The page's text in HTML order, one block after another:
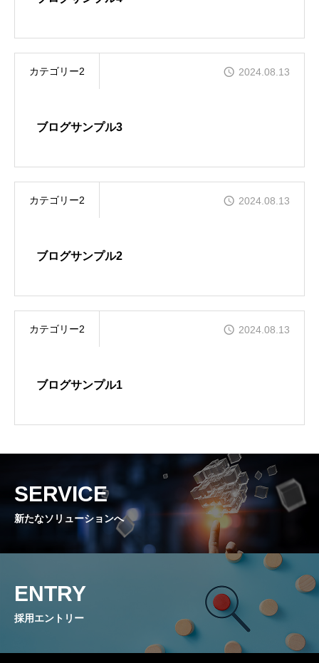
カテゴリー2 2024.08.13
ブログサンプル3
カテゴリー2 2024.08.13
ブログサンプル2
カテゴリー2 2024.08.13
ブログサンプル1
SERVICE
新たなソリューションへ
ENTRY
採用エントリー